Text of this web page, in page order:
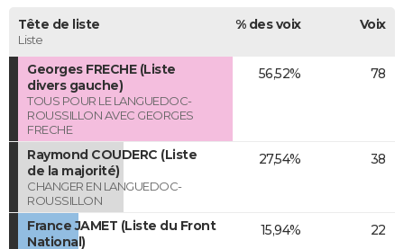
Tête de liste
Liste
% des voix Voix
Georges FRECHE (Liste
divers gauche)
TOUS POUR LE LANGUEDOC-
ROUSSILLON AVEC GEORGES
FRECHE
56,52% 78
Raymond COUDERC (Liste
de la majorité)
CHANGER EN LANGUEDOC-
ROUSSILLON
27,54% 38
France JAMET (Liste du Front
National)
15,94% 22